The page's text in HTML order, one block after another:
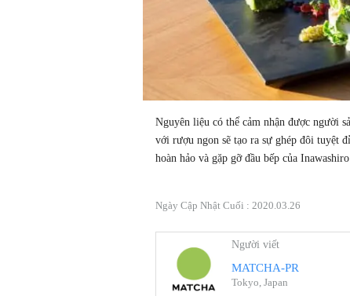
Nguyên liệu có thể cảm nhận được người
với rượu ngon sẽ tạo ra sự ghép đôi tuyệt
hoàn hảo và gặp gỡ đầu bếp của
Ngày Cập Nhật Cuối : 2020.03.26
Người viết
MATCHA-PR
Tokyo, Japan